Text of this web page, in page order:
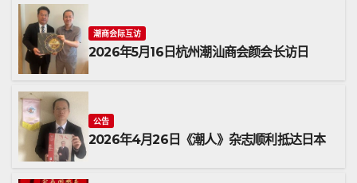
潮商会际互访
2026年5月16日杭州潮汕商会颜会长访日
公告
2026年4月26日《潮人》杂志顺利抵达日本